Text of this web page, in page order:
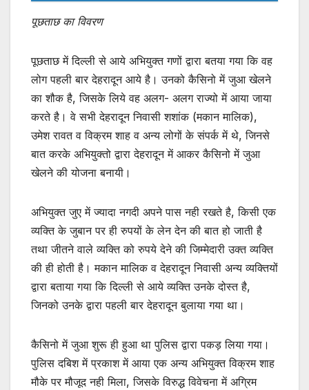
पूछताछ का विवरण
पूछताछ में दिल्ली से आये अभियुक्त गणों द्वारा बतया गया कि वह
लोग पहली बार देहरादून आये है। उनको कैसिनो में जुआ खेलने
का शौक है, जिसके लिये वह अलग- अलग राज्यो में आया जाया
करते है। वे सभी देहरादून निवासी शशांक (मकान मालिक),
उमेश रावत व विक्रम शाह व अन्य लोगों के संपर्क में थे, जिनसे
बात करके अभियुक्तो द्वारा देहरादून में आकर कैसिनो में जुआ
खेलने की योजना बनायी।
अभियुक्त जुए में ज्यादा नगदी अपने पास नही रखते है, किसी एक
व्यक्ति के जुबान पर ही रुपयों के लेन देन की बात हो जाती है
तथा जीतने वाले व्यक्ति को रुपये देने की जिम्मेदारी उक्त व्यक्ति
की ही होती है। मकान मालिक व देहरादून निवासी अन्य व्यक्तियों
द्वारा बताया गया कि दिल्ली से आये व्यक्ति उनके दोस्त है,
जिनको उनके द्वारा पहली बार देहरादून बुलाया गया था।
कैसिनो में जुआ शुरू ही हुआ था पुलिस द्वारा पकड़ लिया गया।
पुलिस दबिश में प्रकाश में आया एक अन्य अभियुक्त विक्रम शाह
मौके पर मौजूद नही मिला, जिसके विरुद्ध विवेचना में अग्रिम